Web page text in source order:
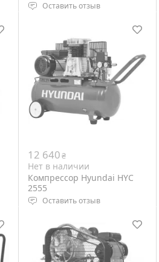
Оставить отзыв
Мощность двигателя: 1000
Производительность
компрессора: 180 л/мин
Объем ресивера: 24 литров
Максимальное давление: 8
Бар
12 640₴
Нет в наличии
Компрессор Hyundai HYC
2555
Оставить отзыв
Тип компрессора: ременной
Мощность двигателя: 3 кВт
Выходная мощность 3 л.с.
Объем ресивера: 50 л